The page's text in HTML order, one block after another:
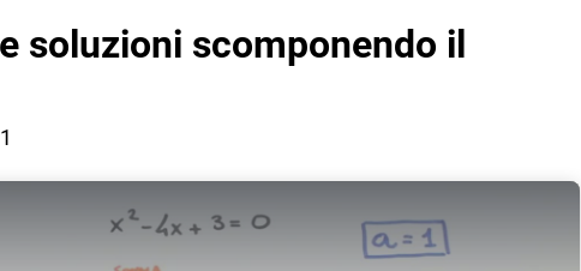
{a}soluzioni scomponendo il